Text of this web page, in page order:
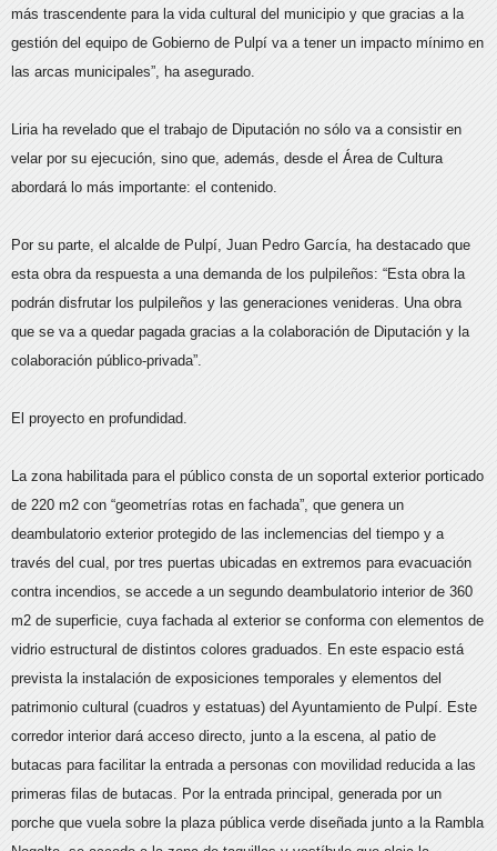
más trascendente para la vida cultural del municipio y que gracias a la
gestión del equipo de Gobierno de Pulpí va a tener un impacto mínimo en
las arcas municipales”, ha asegurado.
Liria ha revelado que el trabajo de Diputación no sólo va a consistir en
velar por su ejecución, sino que, además, desde el Área de Cultura
abordará lo más importante: el contenido.
Por su parte, el alcalde de Pulpí, Juan Pedro García, ha destacado que
esta obra da respuesta a una demanda de los pulpileños: “Esta obra la
podrán disfrutar los pulpileños y las generaciones venideras. Una obra
que se va a quedar pagada gracias a la colaboración de Diputación y la
colaboración público-privada”.
El proyecto en profundidad.
La zona habilitada para el público consta de un soportal exterior porticado
de 220 m2 con “geometrías rotas en fachada”, que genera un
deambulatorio exterior protegido de las inclemencias del tiempo y a
través del cual, por tres puertas ubicadas en extremos para evacuación
contra incendios, se accede a un segundo deambulatorio interior de 360
m2 de superficie, cuya fachada al exterior se conforma con elementos de
vidrio estructural de distintos colores graduados. En este espacio está
prevista la instalación de exposiciones temporales y elementos del
patrimonio cultural (cuadros y estatuas) del Ayuntamiento de Pulpí. Este
corredor interior dará acceso directo, junto a la escena, al patio de
butacas para facilitar la entrada a personas con movilidad reducida a las
primeras filas de butacas. Por la entrada principal, generada por un
porche que vuela sobre la plaza pública verde diseñada junto a la Rambla